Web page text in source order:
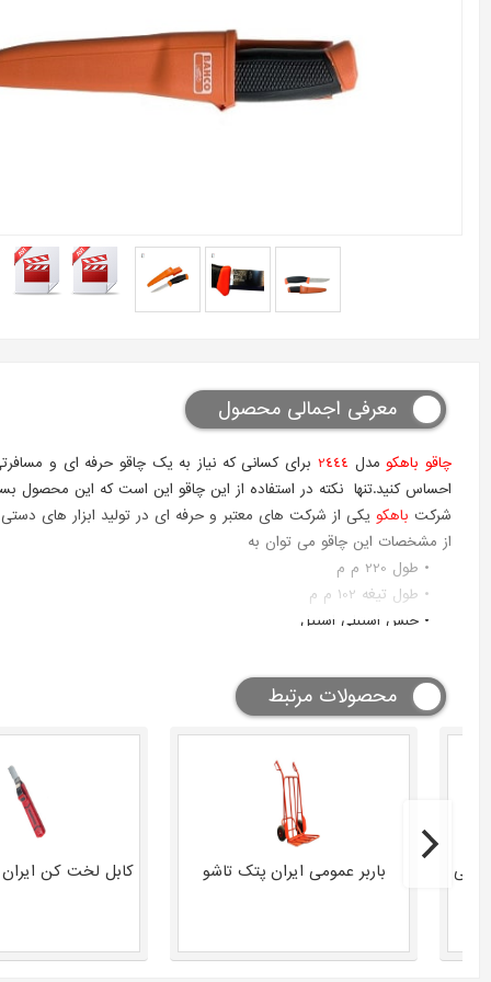
معرفی اجمالی محصول
چاقو باهکو مدل 2444 برای کسانی که نیاز به یک چاقو حرفه ای و
احساس کنید.تنها نکته در استفاده از این چاقو این است که این محصول
شرکت باهکو یکی از شرکت های معتبر و حرفه ای در تولید ابزار های
از مشخصات این چاقو می توان به
طول 220 م م
طول تیغه 102 م م
جنس استنلی استیل
وزن حدود 100 گرم
این محصول همراه با یک غلاف که دارای یک نگه دارنده می باشد ارائه
این چاقو کمپ برای مصارف خانگی و آشپزخانه بسیار عالی عمل کرده و
محصولات مرتبط
کابل لخت کن باربر عمومی ایران پتک تاشو